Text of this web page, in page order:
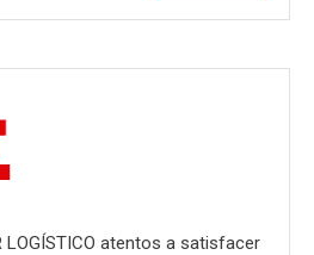
LOGÍSTICO atentos a satisfacer